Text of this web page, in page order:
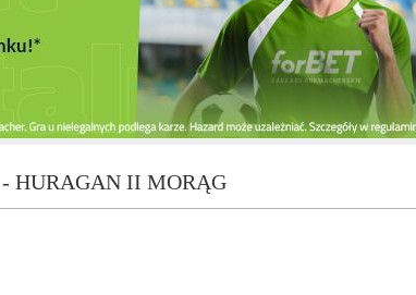
HURAGAN II MORĄG